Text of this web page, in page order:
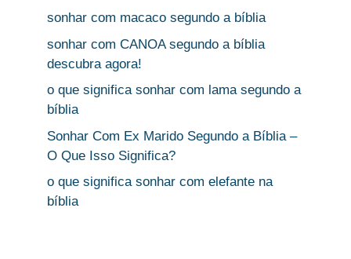
sonhar com macaco segundo a bíblia
sonhar com CANOA segundo a bíblia
descubra agora!
o que significa sonhar com lama segundo a
bíblia
Sonhar Com Ex Marido Segundo a Bíblia –
O Que Isso Significa?
o que significa sonhar com elefante na
bíblia